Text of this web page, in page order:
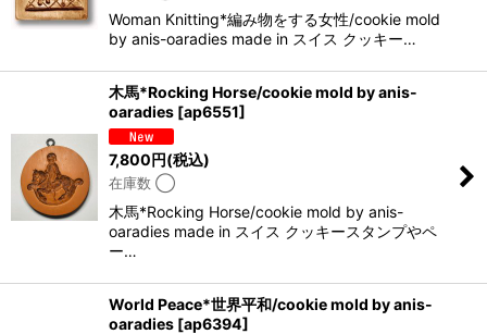
Woman Knitting*編み物をする女性/cookie mold
by anis-oaradies made in スイス クッキー…
木馬*Rocking Horse/cookie mold by anis-
oaradies [ap6551]
7,800円(税込)
在庫数 ◯
木馬*Rocking Horse/cookie mold by anis-
oaradies made in スイス クッキースタンプやペ
ー…
World Peace*世界平和/cookie mold by anis-
oaradies [ap6394]